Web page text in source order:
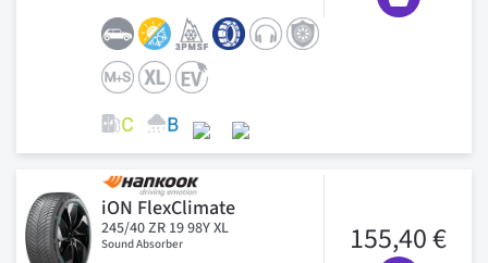
iON FlexClimate
245/40 ZR 19 98Y XL
Sound Absorber
155,40 €